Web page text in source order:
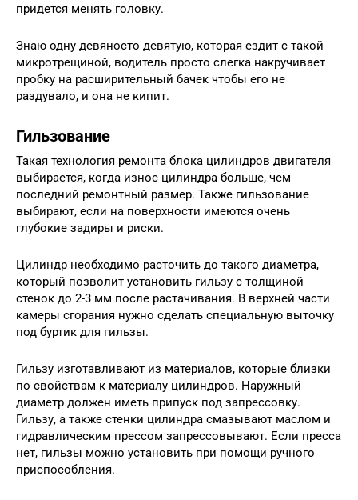
придется менять головку.
Знаю одну девяносто девятую, которая ездит с такой
микротрещиной, водитель просто слегка накручивает
пробку на расширительный бачек чтобы его не
раздувало, и она не кипит.
Гильзование
Такая технология ремонта блока цилиндров двигателя
выбирается, когда износ цилиндра больше, чем
последний ремонтный размер. Также гильзование
выбирают, если на поверхности имеются очень
глубокие задиры и риски.
Цилиндр необходимо расточить до такого диаметра,
который позволит установить гильзу с толщиной
стенок до 2-3 мм после растачивания. В верхней части
камеры сгорания нужно сделать специальную выточку
под буртик для гильзы.
Гильзу изготавливают из материалов, которые близки
по свойствам к материалу цилиндров. Наружный
диаметр должен иметь припуск под запрессовку.
Гильзу, а также стенки цилиндра смазывают маслом и
гидравлическим прессом запрессовывают. Если пресса
нет, гильзы можно установить при помощи ручного
приспособления.